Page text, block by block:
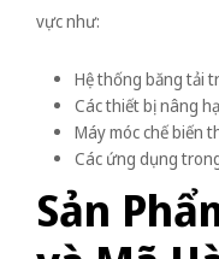
vực như:
Hệ thống băng tải
Các thiết bị nâng
Máy móc chế biến
Các ứng dụng
Sản